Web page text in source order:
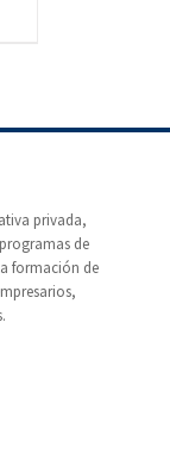
privada,
de
formación de